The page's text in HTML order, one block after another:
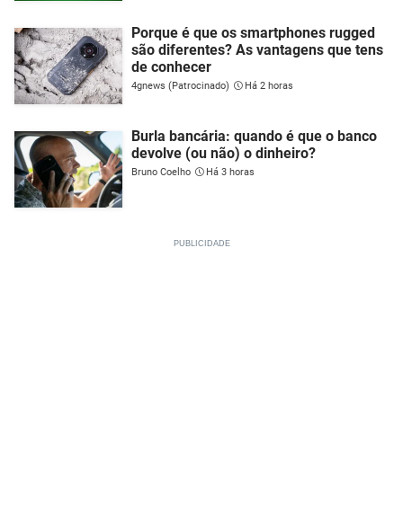
Porque é que os smartphones rugged
são diferentes? As vantagens que tens
de conhecer
4gnews (Patrocinado) Há 2 horas
Burla bancária: quando é que o banco
devolve (ou não) o dinheiro?
Bruno Coelho Há 3 horas